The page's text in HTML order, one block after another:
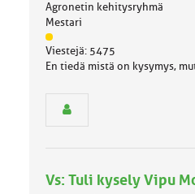
Agronetin kehitysryhmä
Mestari
J
ä
s
ä
Viestejä: 5475
En tiedä mistä on kysymys,
Vs: Tuli kysely Vipu